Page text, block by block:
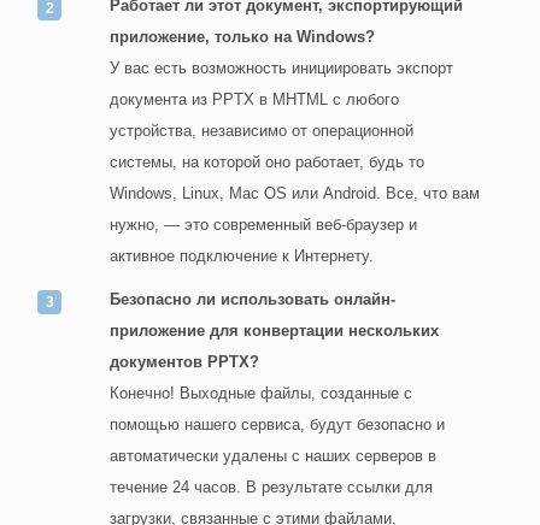
Работает ли этот документ, экспортирующий
приложение, только на Windows?
У вас есть возможность инициировать экспорт
документа из PPTX в MHTML с любого
устройства, независимо от операционной
системы, на которой оно работает, будь то
Windows, Linux, Mac OS или Android. Все, что вам
нужно, — это современный веб-браузер и
активное подключение к Интернету.
Безопасно ли использовать онлайн-
приложение для конвертации нескольких
документов PPTX?
Конечно! Выходные файлы, созданные с
помощью нашего сервиса, будут безопасно и
автоматически удалены с наших серверов в
течение 24 часов. В результате ссылки для
загрузки, связанные с этими файлами,